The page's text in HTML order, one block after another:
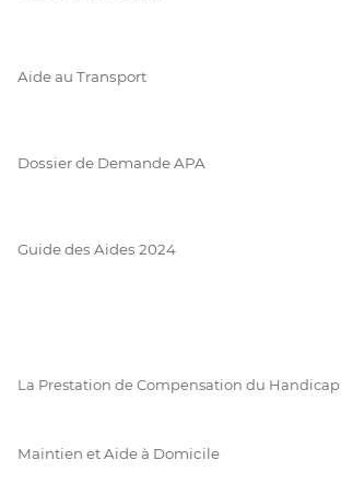
Aide au Transport
Dossier de Demande APA
Guide des Aides 2024
La Prestation de Compensation du Handicap
Maintien et Aide à Domicile